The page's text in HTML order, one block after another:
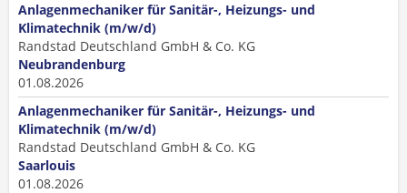
Anlagenmechaniker für Sanitär-, Heizungs- und
Klimatechnik (m/w/d)
Randstad Deutschland GmbH & Co. KG
Neubrandenburg
01.08.2026
Anlagenmechaniker für Sanitär-, Heizungs- und
Klimatechnik (m/w/d)
Randstad Deutschland GmbH & Co. KG
Saarlouis
01.08.2026